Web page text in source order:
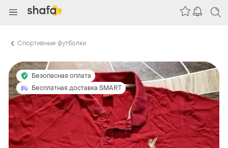
Спортивные футболки
Безопасная оплата
Бесплатная доставка SMART